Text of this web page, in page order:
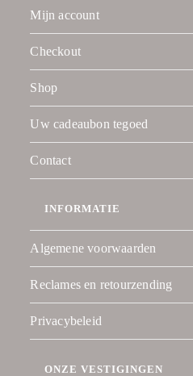
Mijn account
Checkout
Shop
Uw cadeaubon tegoed
Contact
INFORMATIE
Algemene voorwaarden
Reclames en retourzending
Privacybeleid
ONZE VESTIGINGEN